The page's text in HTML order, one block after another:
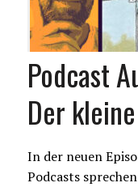
Podcast
Der
In der neuen
Podcasts